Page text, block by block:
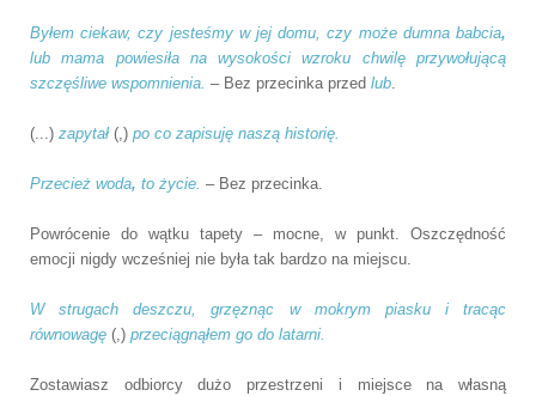
Byłem ciekaw, czy jesteśmy w jej domu, czy może dumna babcia,
lub mama powiesiła na wysokości wzroku chwilę przywołującą
szczęśliwe wspomnienia. – Bez przecinka przed lub.
(...) zapytał (,) po co zapisuję naszą historię.
Przecież woda, to życie. – Bez przecinka.
Powrócenie do wątku tapety – mocne, w punkt. Oszczędność
emocji nigdy wcześniej nie była tak bardzo na miejscu.
W strugach deszczu, grzęznąc w mokrym piasku i tracąc
równowagę (,) przeciągnąłem go do latarni.
Zostawiasz odbiorcy dużo przestrzeni i miejsce na własną